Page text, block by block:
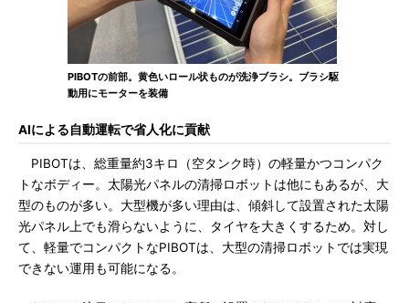
PIBOTの前部。黄色いロール状ものが洗浄ブラシ。ブラシ駆
動用にモーターを装備
AIによる自動運転で省人化に貢献
PIBOTは、総重量約3キロ（空タンク時）の軽量かつコンパク
トなボディー。太陽光パネルの清掃ロボットは他にもあるが、大
型のものが多い。大型機が多い理由は、傾斜して設置された太陽
光パネル上でも滑らないように、タイヤを大きくするため。対し
て、軽量でコンパクトなPIBOTは、大型の清掃ロボットでは実現
できない運用も可能になる。